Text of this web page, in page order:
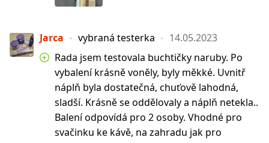
Jarca vybraná testerka
14.05.2023
Rada jsem testovala buchtičky naruby. Po
vybalení krásně voněly, byly měkké. Uvnitř
náplň byla dostatečná, chuťově lahodná,
sladší. Krásně se oddělovaly a náplň netekla..
Balení odpovídá pro 2 osoby. Vhodné pro
svačinku ke kávě, na zahradu jak pro